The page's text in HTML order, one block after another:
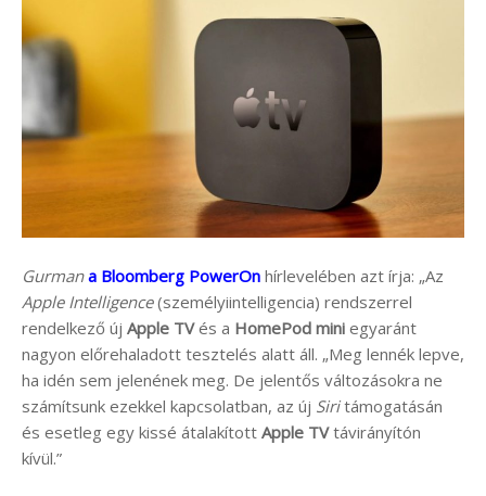
Gurman a Bloomberg PowerOn hírlevelében azt írja: „Az
Apple Intelligence(személyiintelligencia) rendszerrel
rendelkező új Apple TVés a HomePod mini egyaránt
nagyon előrehaladott tesztelés alatt áll. „Meg lennék lepve,
ha idén sem jelenének meg. De jelentős változásokra ne
számítsunk ezekkel kapcsolatban, az új Siritámogatásán
és esetleg egy kissé átalakított Apple TVtávirányítón
kívül.”